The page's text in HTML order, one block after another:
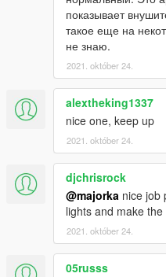
показывает
такое еще на
не знаю.
2021. október 24.
alextheking1337
nice one, keep up
2021. október 24.
djchrisrock
@majorka nice job
lights and make
2021. október 24.
05russs